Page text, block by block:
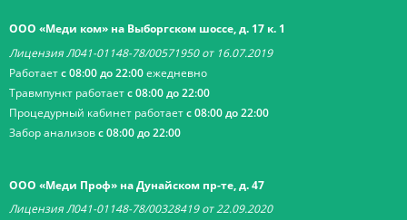
ООО «Меди ком» на Выборгском шоссе, д. 17 к. 1
Лицензия Л041-01148-78/00571950 от 16.07.2019
Работаетс 08:00 до 22:00ежедневно
Травмпункт работаетс 08:00 до 22:00
Процедурный кабинет работаетс 08:00 до 22:00
Забор анализовс 08:00 до 22:00
ООО «Меди Проф» на Дунайском пр-те, д. 47
Лицензия Л041-01148-78/00328419 от 22.09.2020